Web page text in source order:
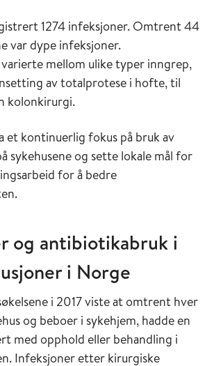
1274 infeksjoner. Omtrent 44
var dype infeksjoner.
varierte mellom ulike typer inngrep,
av totalprotese i hofte, til
kolonkirurgi.
et kontinuerlig fokus på bruk av
sykehusene og sette lokale mål for
for å bedre
og antibiotikabruk i
i Norge
i 2017 viste at omtrent hver
og beboer i sykehjem, hadde en
med opphold eller behandling i
Infeksjoner etter kirurgiske